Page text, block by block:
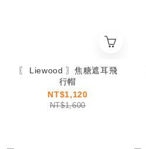
〖 Liewood 〗焦糖遮耳飛
行帽
NT$1,120
NT$1,600